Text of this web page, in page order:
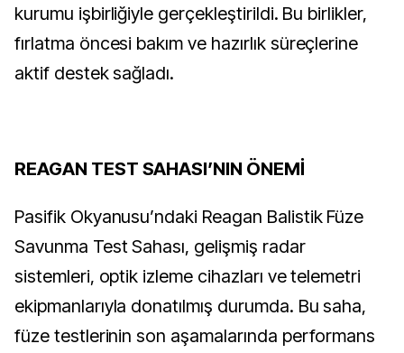
kurumu işbirliğiyle gerçekleştirildi. Bu birlikler,
fırlatma öncesi bakım ve hazırlık süreçlerine
aktif destek sağladı.
REAGAN TEST SAHASI’NIN ÖNEMİ
Pasifik Okyanusu’ndaki Reagan Balistik Füze
Savunma Test Sahası, gelişmiş radar
sistemleri, optik izleme cihazları ve telemetri
ekipmanlarıyla donatılmış durumda. Bu saha,
füze testlerinin son aşamalarında performans